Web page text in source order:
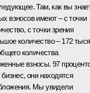
Там, как вы
взносов имеют – с точки
с точки зрения
количество – 172
количества
взносы. 97
они находятся
Мы увидели